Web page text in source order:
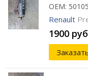
ОЕМ:
Renault
1900